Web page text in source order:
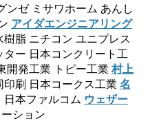
ンゼ ミサワホーム あんし
アイダエンジニアリング
樹脂 ニチコン ユニプレス
ー 日本コンクリート工
開発工業 トピー工業村上
刷 日本コークス工業 名
日本ファルコム ウェザー
ション